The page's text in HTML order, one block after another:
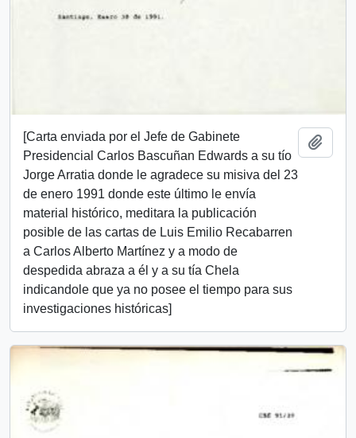
[Carta enviada por el Jefe de Gabinete
Presidencial Carlos Bascuñan Edwards a su tío
Jorge Arratia donde le agradece su misiva del 23
de enero 1991 donde este último le envía
material histórico, meditara la publicación
posible de las cartas de Luis Emilio Recabarren
a Carlos Alberto Martínez y a modo de
despedida abraza a él y a su tía Chela
indicandole que ya no posee el tiempo para sus
investigaciones históricas]